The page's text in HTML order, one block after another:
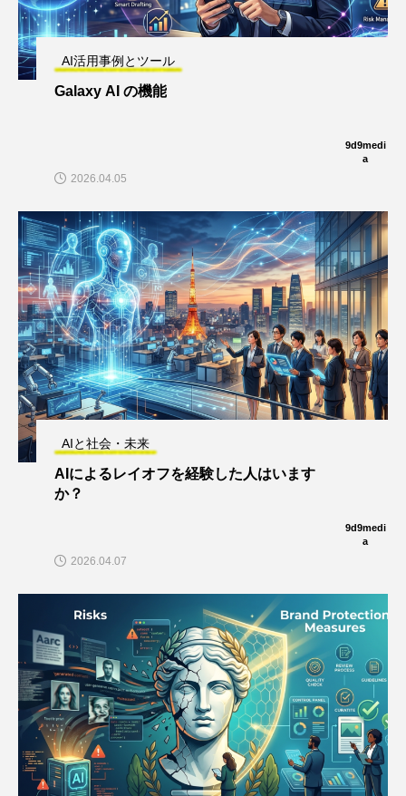
AI活用事例とツール
Galaxy AI の機能
9d9medi
a
2026.04.05
AIと社会・未来
AIによるレイオフを経験した人はいます
か？
9d9medi
a
2026.04.07